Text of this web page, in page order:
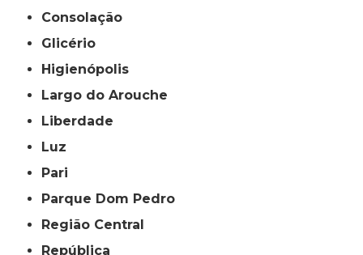
Consolação
Glicério
Higienópolis
Largo do Arouche
Liberdade
Luz
Pari
Parque Dom Pedro
Região Central
República